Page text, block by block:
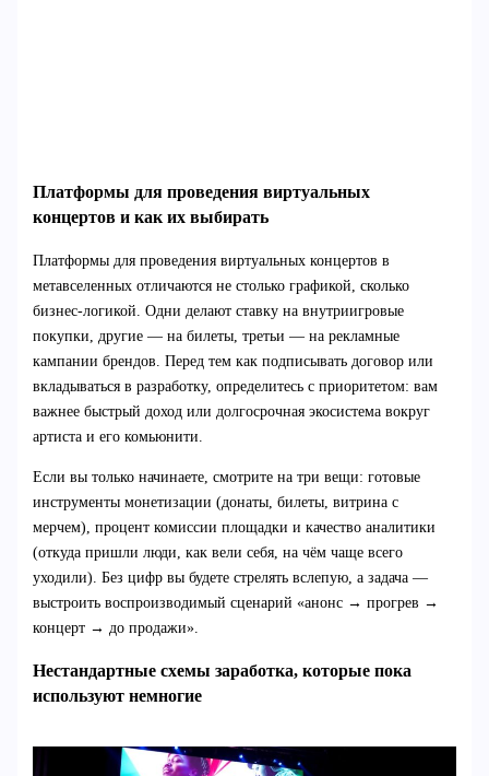
Платформы для проведения виртуальных
концертов и как их выбирать
Платформы для проведения виртуальных концертов в
метавселенных отличаются не столько графикой, сколько
бизнес-логикой. Одни делают ставку на внутриигровые
покупки, другие — на билеты, третьи — на рекламные
кампании брендов. Перед тем как подписывать договор или
вкладываться в разработку, определитесь с приоритетом: вам
важнее быстрый доход или долгосрочная экосистема вокруг
артиста и его комьюнити.
Если вы только начинаете, смотрите на три вещи: готовые
инструменты монетизации (донаты, билеты, витрина с
мерчем), процент комиссии площадки и качество аналитики
(откуда пришли люди, как вели себя, на чём чаще всего
уходили). Без цифр вы будете стрелять вслепую, а задача —
выстроить воспроизводимый сценарий «анонс → прогрев →
концерт → до продажи».
Нестандартные схемы заработка, которые пока
используют немногие